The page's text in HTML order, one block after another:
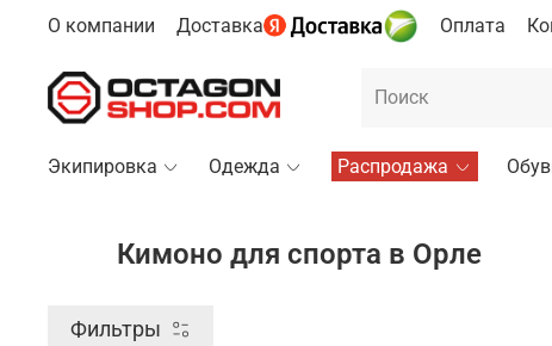
О компании Доставка Оплата
Экипировка Одежда Распродажа
Кимоно для спорта в Орле
Фильтры